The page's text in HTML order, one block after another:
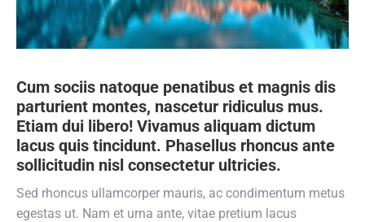
Cum sociis natoque penatibus et magnis dis
parturient montes, nascetur ridiculus mus.
Etiam dui libero! Vivamus aliquam dictum
lacus quis tincidunt. Phasellus rhoncus ante
sollicitudin nisl consectetur ultricies.
Sed rhoncus ullamcorper mauris, ac condimentum metus
egestas ut. Nam et urna ante, vitae pretium lacus